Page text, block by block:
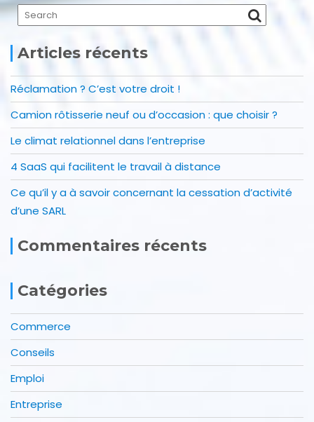
Articles récents
Réclamation ? C’est votre droit !
Camion rôtisserie neuf ou d’occasion : que choisir ?
Le climat relationnel dans l’entreprise
4 SaaS qui facilitent le travail à distance
Ce qu’il y a à savoir concernant la cessation d’activité
d’une SARL
Commentaires récents
Catégories
Commerce
Conseils
Emploi
Entreprise